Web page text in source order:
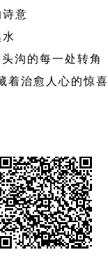
意
头沟的每一处转角
着治愈人心的惊喜